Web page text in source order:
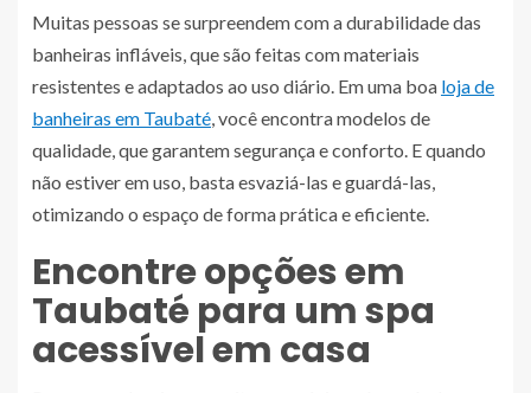
Muitas pessoas se surpreendem com a durabilidade das
banheiras infláveis, que são feitas com materiais
resistentes e adaptados ao uso diário. Em uma boa loja de
banheiras em Taubaté, você encontra modelos de
qualidade, que garantem segurança e conforto. E quando
não estiver em uso, basta esvaziá-las e guardá-las,
otimizando o espaço de forma prática e eficiente.
Encontre opções em
Taubaté para um spa
acessível em casa